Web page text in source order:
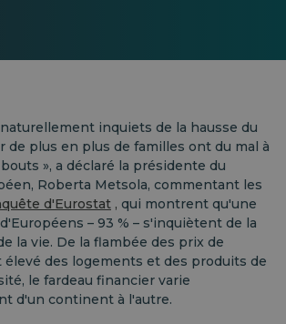
inquiets de la hausse du
de plus en plus de familles ont du mal à
», a déclaré la présidente du
Roberta Metsola, commentant les
d'Eurostat , qui montrent qu'une
– 93 % – s'inquiètent de la
la vie. De la flambée des prix de
élevé des logements et des produits de
le fardeau financier varie
d'un continent à l'autre.